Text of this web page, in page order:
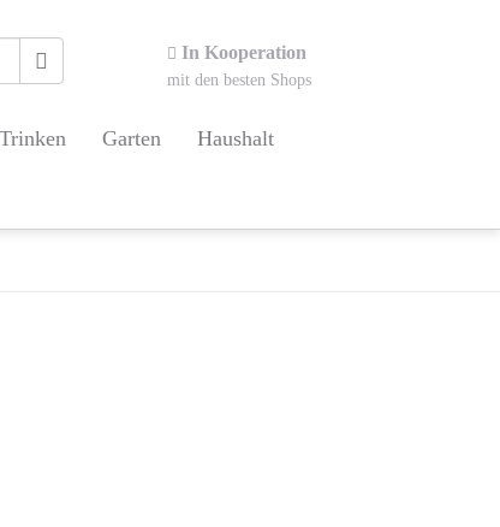
In Kooperation
mit den besten Shops
Garten Haushalt